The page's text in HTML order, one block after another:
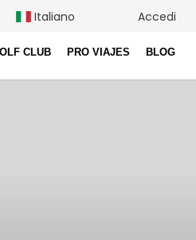
CLUB PRO VIAJES BLOG
Italiano Accedi